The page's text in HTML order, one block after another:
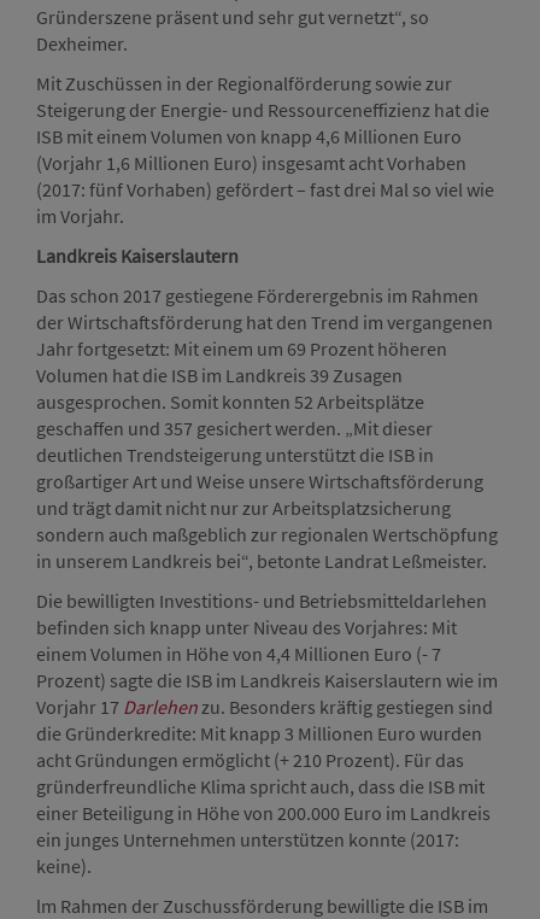
Gründerszene präsent und sehr gut vernetzt“, so
Dexheimer.
Mit Zuschüssen in der Regionalförderung sowie zur
Steigerung der Energie- und Ressourceneffizienz hat die
ISB mit einem Volumen von knapp 4,6 Millionen Euro
(Vorjahr 1,6 Millionen Euro) insgesamt acht Vorhaben
(2017: fünf Vorhaben) gefördert – fast drei Mal so viel wie
im Vorjahr.
Landkreis Kaiserslautern
Das schon 2017 gestiegene Förderergebnis im Rahmen
der Wirtschaftsförderung hat den Trend im vergangenen
Jahr fortgesetzt: Mit einem um 69 Prozent höheren
Volumen hat die ISB im Landkreis 39 Zusagen
ausgesprochen. Somit konnten 52 Arbeitsplätze
geschaffen und 357 gesichert werden. „Mit dieser
deutlichen Trendsteigerung unterstützt die ISB in
großartiger Art und Weise unsere Wirtschaftsförderung
und trägt damit nicht nur zur Arbeitsplatzsicherung
sondern auch maßgeblich zur regionalen Wertschöpfung
in unserem Landkreis bei“, betonte Landrat Leßmeister.
Die bewilligten Investitions- und Betriebsmitteldarlehen
befinden sich knapp unter Niveau des Vorjahres: Mit
einem Volumen in Höhe von 4,4 Millionen Euro (- 7
Prozent) sagte die ISB im Landkreis Kaiserslautern wie im
Vorjahr 17 Darlehenzu. Besonders kräftig gestiegen sind
die Gründerkredite: Mit knapp 3 Millionen Euro wurden
acht Gründungen ermöglicht (+ 210 Prozent). Für das
gründerfreundliche Klima spricht auch, dass die ISB mit
einer Beteiligung in Höhe von 200.000 Euro im Landkreis
ein junges Unternehmen unterstützen konnte (2017:
keine).
lm Rahmen der Zuschussförderung bewilligte die ISB im